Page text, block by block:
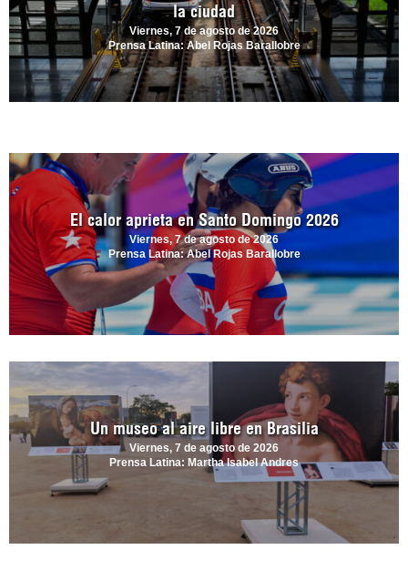
la ciudad
Viernes, 7 de agosto de 2026
Prensa Latina: Abel Rojas Barallobre
El calor aprieta en Santo Domingo 2026
Viernes, 7 de agosto de 2026
Prensa Latina: Abel Rojas Barallobre
Un museo al aire libre en Brasilia
Viernes, 7 de agosto de 2026
Prensa Latina: Martha Isabel Andres